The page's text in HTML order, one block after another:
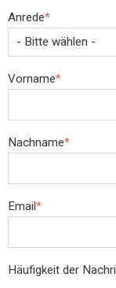
Anrede*
Vorname*
Nachname*
Email*
Häufigkeit der